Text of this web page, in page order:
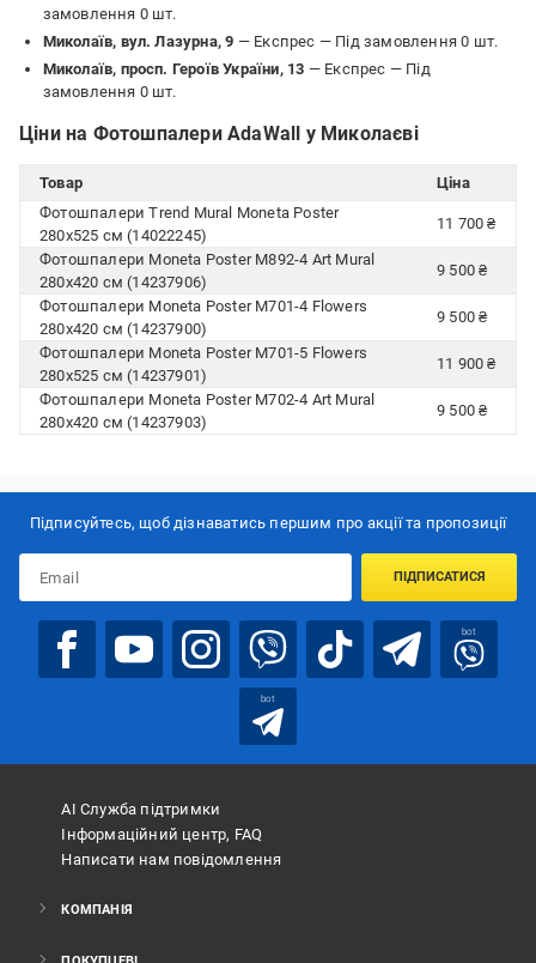
замовлення 0 шт.
Миколаїв, вул. Лазурна, 9 — Експрес — Під замовлення 0 шт.
Миколаїв, просп. Героїв України, 13 — Експрес — Під
замовлення 0 шт.
Ціни на Фотошпалери AdaWall у Миколаєві
Товар
Ціна
Фотошпалери Trend Mural Moneta Poster
280х525 см (14022245)
11 700 ₴
Фотошпалери Moneta Poster M892-4 Art Mural
280х420 см (14237906)
9 500 ₴
Фотошпалери Moneta Poster M701-4 Flowers
280х420 см (14237900)
9 500 ₴
Фотошпалери Moneta Poster M701-5 Flowers
280х525 см (14237901)
11 900 ₴
Фотошпалери Moneta Poster M702-4 Art Mural
280х420 см (14237903)
9 500 ₴
Підписуйтесь, щоб дізнаватись першим про акції та пропозиції
ПІДПИСАТИСЯ
bot
bot
АІ Служба підтримки
Інформаційний центр, FAQ
Написати нам повідомлення
КОМПАНІЯ